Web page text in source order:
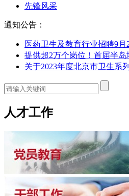
先锋风采
通知公告：
医药卫生及教育行业招聘9
提供超2万个岗位！首届半
关于2023年度北京市卫生系
人才工作